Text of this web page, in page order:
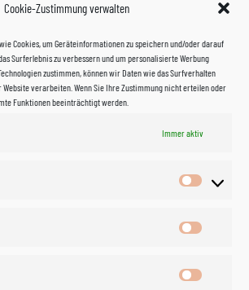
Cookie-Zustimmung verwalten
Cookies, um Geräteinformationen zu speichern und/oder darauf
Surferlebnis zu verbessern und um personalisierte Werbung
zustimmen, können wir Daten wie das Surfverhalten
verarbeiten. Wenn Sie Ihre Zustimmung nicht erteilen oder
Funktionen beeinträchtigt werden.
Immer aktiv
Vorlieben